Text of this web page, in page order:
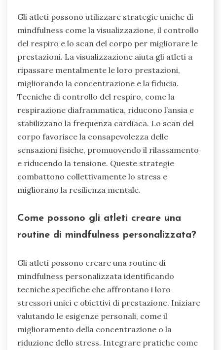
Gli atleti possono utilizzare strategie uniche di
mindfulness come la visualizzazione, il controllo
del respiro e lo scan del corpo per migliorare le
prestazioni. La visualizzazione aiuta gli atleti a
ripassare mentalmente le loro prestazioni,
migliorando la concentrazione e la fiducia.
Tecniche di controllo del respiro, come la
respirazione diaframmatica, riducono l’ansia e
stabilizzano la frequenza cardiaca. Lo scan del
corpo favorisce la consapevolezza delle
sensazioni fisiche, promuovendo il rilassamento
e riducendo la tensione. Queste strategie
combattono collettivamente lo stress e
migliorano la resilienza mentale.
Come possono gli atleti creare una
routine di mindfulness personalizzata?
Gli atleti possono creare una routine di
mindfulness personalizzata identificando
tecniche specifiche che affrontano i loro
stressori unici e obiettivi di prestazione. Iniziare
valutando le esigenze personali, come il
miglioramento della concentrazione o la
riduzione dello stress. Integrare pratiche come